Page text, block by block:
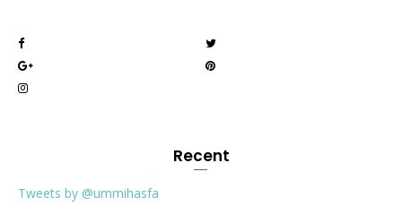
Recent
Tweets by @ummihasfa